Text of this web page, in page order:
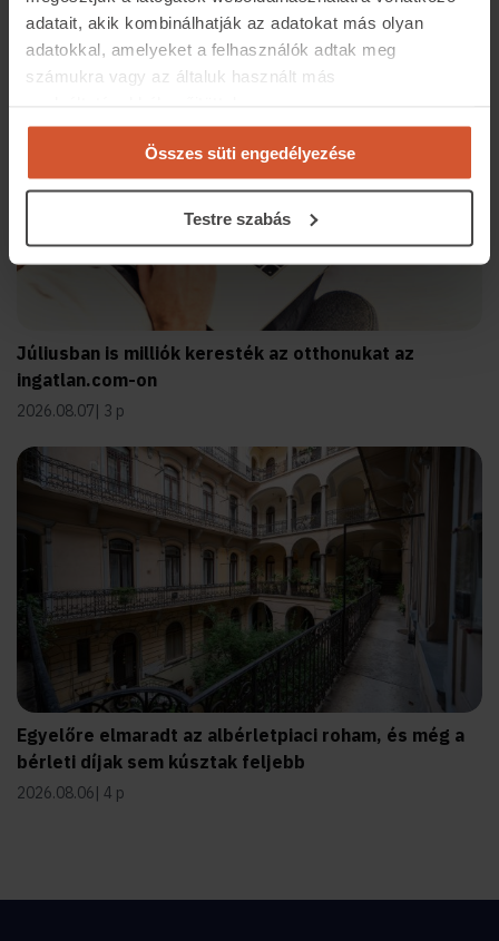
adatait, akik kombinálhatják az adatokat más olyan
adatokkal, amelyeket a felhasználók adtak meg
számukra vagy az általuk használt más
Összes süti engedélyezése
Testre szabás
Kapcsolódó cikkek
Júliusban is milliók keresték az otthonukat az
ingatlan.com-on
2026.08.07 3 p
Egyelőre elmaradt az albérletpiaci roham, és még a
bérleti díjak sem kúsztak feljebb
2026.08.06 4 p